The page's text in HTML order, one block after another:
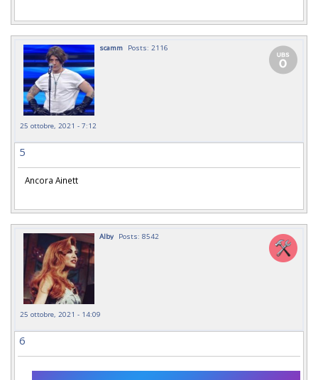
scamm Posts: 2116
25 ottobre, 2021 - 7:12
5
Ancora Ainett
Alby Posts: 8542
25 ottobre, 2021 - 14:09
6